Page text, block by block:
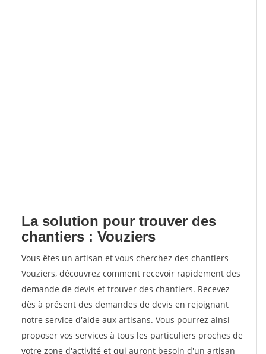
La solution pour trouver des
chantiers : Vouziers
Vous êtes un artisan et vous cherchez des chantiers
Vouziers, découvrez comment recevoir rapidement des
demande de devis et trouver des chantiers. Recevez
dès à présent des demandes de devis en rejoignant
notre service d'aide aux artisans. Vous pourrez ainsi
proposer vos services à tous les particuliers proches de
votre zone d'activité et qui auront besoin d'un artisan